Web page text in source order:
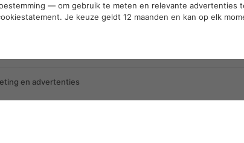
— om gebruik te meten en relevante advertenties
Je keuze geldt 12 maanden en kan op elk
en advertenties
Nee dankjewel